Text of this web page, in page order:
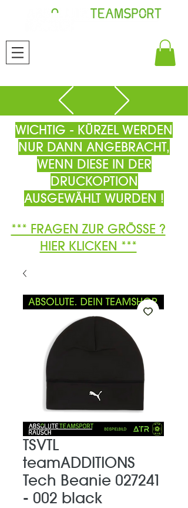
WICHTIG - KÜRZEL WERDEN
NUR DANN ANGEBRACHT,
WENN DIESE IN DER
DRUCKOPTION
AUSGEWÄHLT WURDEN !
*** FRAGEN ZUR GRÖSSE ?
HIER KLICKEN ***
TSVTL
teamADDITIONS
Tech Beanie 027241
- 002 black